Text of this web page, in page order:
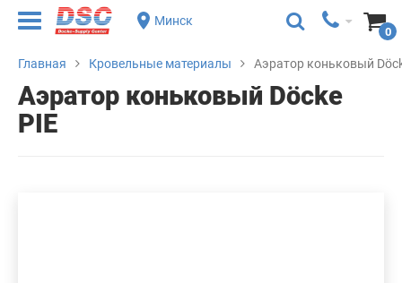
Минск
0
Главная Кровельные материалы Аэратор коньковый
Аэратор коньковый Döcke
PIE